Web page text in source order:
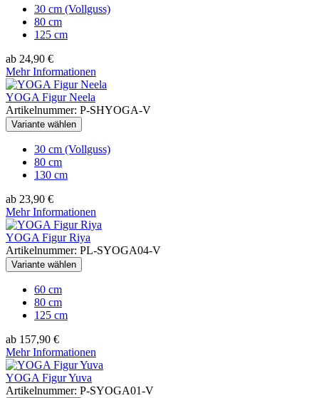
30 cm (Vollguss)
80 cm
125 cm
ab 24,90 €
Mehr Informationen
YOGA Figur Neela
Artikelnummer: P-SHYOGA-V
Variante wählen
30 cm (Vollguss)
80 cm
130 cm
ab 23,90 €
Mehr Informationen
YOGA Figur Riya
Artikelnummer: PL-SYOGA04-V
Variante wählen
60 cm
80 cm
125 cm
ab 157,90 €
Mehr Informationen
YOGA Figur Yuva
Artikelnummer: P-SYOGA01-V